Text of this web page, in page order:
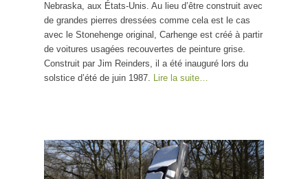
Nebraska, aux États-Unis. Au lieu d’être construit avec
de grandes pierres dressées comme cela est le cas
avec le Stonehenge original, Carhenge est créé à partir
de voitures usagées recouvertes de peinture grise.
Construit par Jim Reinders, il a été inauguré lors du
solstice d’été de juin 1987. Lire la suite…